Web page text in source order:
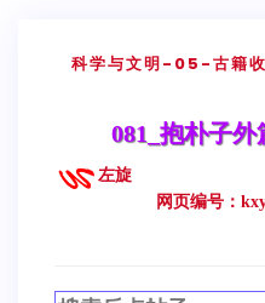
科学与文明-05-古籍
081_抱朴子
左旋
网页编号：